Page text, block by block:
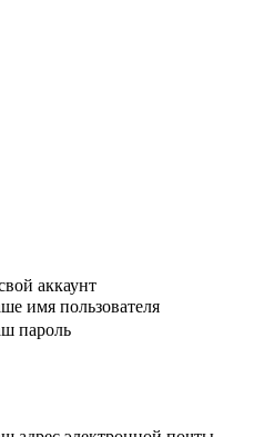
аккаунт
имя пользователя
пароль